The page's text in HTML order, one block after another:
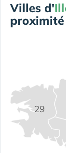
Villes d'
proximité
29